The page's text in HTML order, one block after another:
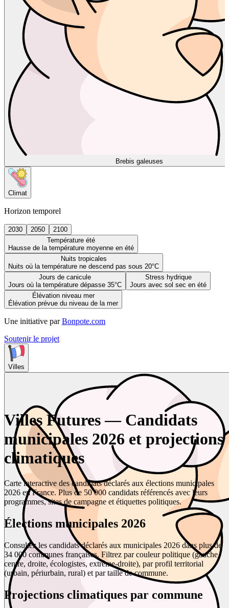
Brebis galeuses
Climat
Horizon temporel
2030 2050
2100
Température été
Hausse de la température moyenne en été
Nuits tropicales
Nuits où la température ne descend pas sous 20°C
Jours de canicule
Jours où la température dépasse 35°C
Stress hydrique
Jours avec sol sec en été
Élévation niveau mer
Élévation prévue du niveau de la mer
Une initiative par Bonpote.com
Soutenir le projet
Villes
Villes Futures — Candidats
municipales 2026 et projections
climatiques
Carte interactive des candidats déclarés aux élections municipales
2026 en France. Plus de 50 000 candidats référencés avec leurs
programmes, sites de campagne et étiquettes politiques.
Élections municipales 2026
Consultez les candidats déclarés aux municipales 2026 dans plus de
34 000 communes françaises. Filtrez par couleur politique (gauche,
centre, droite, écologistes, extrême-droite), par profil territorial
(urbain, périurbain, rural) et par taille de commune.
Projections climatiques par commune